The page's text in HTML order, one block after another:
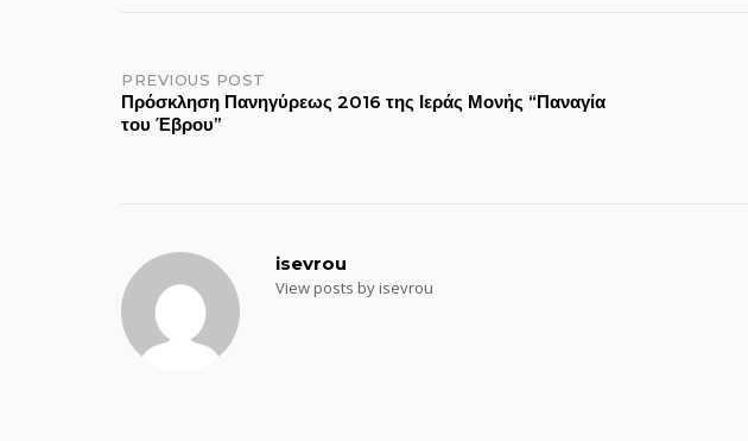
Post
navigation
PREVIOUS POST
Πρόσκληση Πανηγύρεως 2016 της Ιεράς Μονἠς “Παναγία
του Έβρου”
isevrou
View posts by isevrou